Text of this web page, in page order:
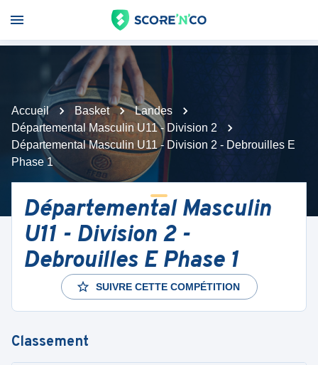
Accueil Basket
Landes
Départemental Masculin U11 - Division 2
Départemental Masculin U11 - Division 2 - Debrouilles E
Phase 1
Départemental Masculin
U11 - Division 2 -
Debrouilles E Phase 1
SUIVRE CETTE COMPÉTITION
Classement